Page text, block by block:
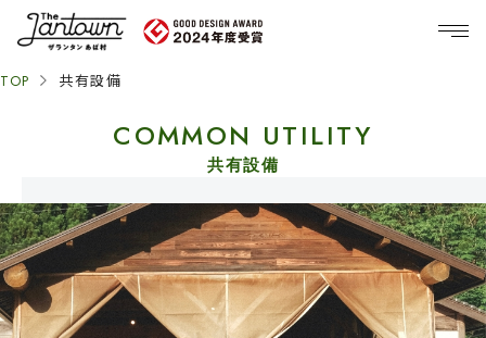
TOP 共有設備
COMMON UTILITY
共有設備